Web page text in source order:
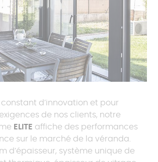
constant d’innovation et pour
de nos clients, notre
ELITE affiche des performances
sur le marché de la véranda.
d’épaisseur, système unique de